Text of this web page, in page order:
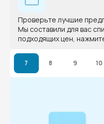
Проверьте лучшие
Мы составили для вас
подходящих цен,
7 8 9 10